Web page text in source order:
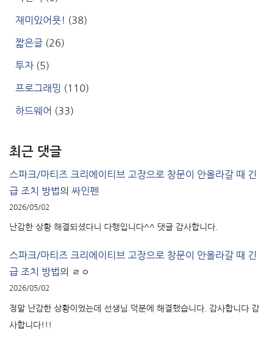
재미있어욧! (38)
짧은글 (26)
투자 (5)
프로그래밍 (110)
하드웨어 (33)
최근 댓글
스파크/마티즈 크리에이티브 고장으로 창문이 안올라갈 때 긴
급 조치 방법의 싸인펜
2026/05/02
난감한 상황 해결되셨다니 다행입니다^^ 댓글 감사합니다.
스파크/마티즈 크리에이티브 고장으로 창문이 안올라갈 때 긴
급 조치 방법의 ㄹㅇ
2026/05/02
정말 난감한 상황이었는데 선생님 덕분에 해결했습니다. 감사합니다 감
사합니다!!!